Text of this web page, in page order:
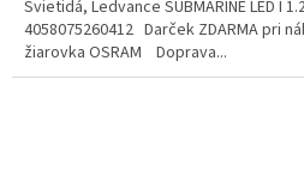
Svietidá, Ledvance SUBMARINE LED I
4058075260412 Darček ZDARMA pri
žiarovka OSRAM Doprava...